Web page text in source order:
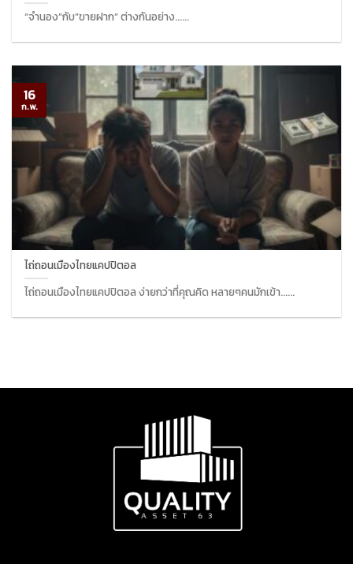
“จำนอง”กับ”ขายฝาก” ต่างกันอย่าง......
ไถ่ถอนเมืองไทยแคปปิตอล
ไถ่ถอนเมืองไทยแคปปิตอล ง่ายกว่าที่คุณคิด หลายๆคนมักเข้า......
16
ก.พ.